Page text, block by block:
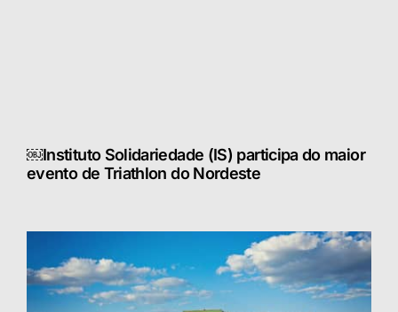
￼Instituto Solidariedade (IS) participa do maior
evento de Triathlon do Nordeste